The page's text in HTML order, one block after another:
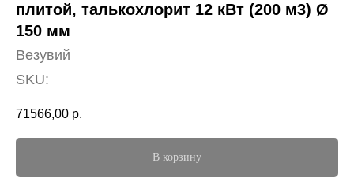
плитой, талькохлорит 12 кВт (200 м3) Ø
150 мм
Везувий
SKU:
71566,00 р.
В корзину